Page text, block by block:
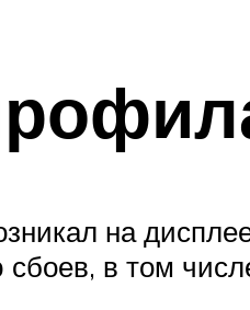
на
в том